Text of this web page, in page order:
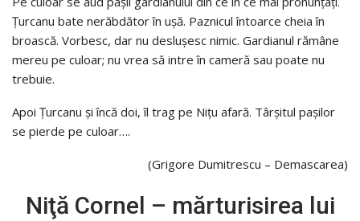
Ţurcanu bate nerăbdător în uşă. Paznicul întoarce cheia în
broască. Vorbesc, dar nu desluşesc nimic. Gardianul rămâne
me­reu pe culoar; nu vrea să intre în cameră sau poate nu
trebuie.
Apoi Ţurcanu şi încă doi, îl trag pe Niţu afară. Târşitul paşilor
se pierde pe culoar….
(Grigore Dumitrescu – Demascarea)
Niţă Cornel – mărturisirea lui